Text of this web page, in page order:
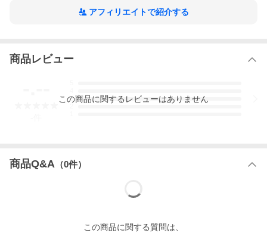
アフィリエイトで紹介する
商品レビュー
3
この商品に関するレビューはありません
商品Q&A （0件）
この商品に関する質問は、